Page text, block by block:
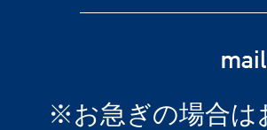
※お急ぎの場合は